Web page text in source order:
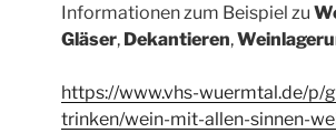
Informationen zum Beispiel zu
Gläser, Dekantieren,
https://www.vhs-wuermtal.de/p/
trinken/wein-mit-allen-sinnen-